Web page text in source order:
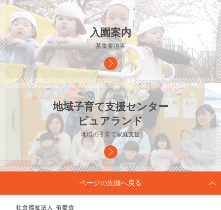
入園案内
募集要項等
地域子育て支援センター
ピュアランド
地域の子育て家庭支援
ページの先頭へ戻る